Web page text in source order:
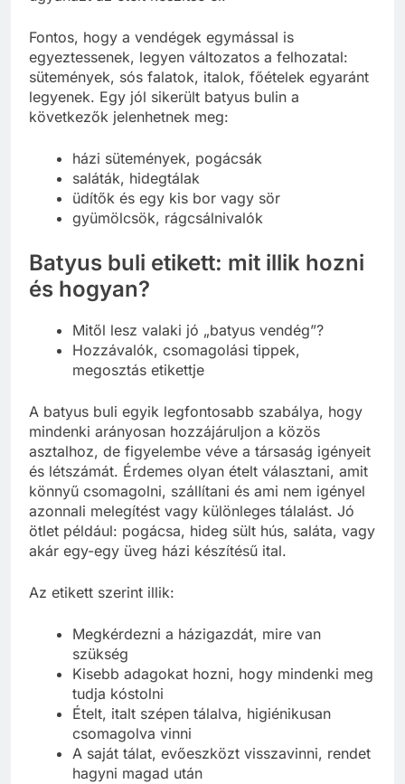
Fontos, hogy a vendégek egymással is
egyeztessenek, legyen változatos a felhozatal:
sütemények, sós falatok, italok, főételek egyaránt
legyenek. Egy jól sikerült batyus bulin a
következők jelenhetnek meg:
házi sütemények, pogácsák
saláták, hidegtálak
üdítők és egy kis bor vagy sör
gyümölcsök, rágcsálnivalók
Batyus buli etikett: mit illik hozni
és hogyan?
Mitől lesz valaki jó „batyus vendég”?
Hozzávalók, csomagolási tippek,
megosztás etikettje
A batyus buli egyik legfontosabb szabálya, hogy
mindenki arányosan hozzájáruljon a közös
asztalhoz, de figyelembe véve a társaság igényeit
és létszámát. Érdemes olyan ételt választani, amit
könnyű csomagolni, szállítani és ami nem igényel
azonnali melegítést vagy különleges tálalást. Jó
ötlet például: pogácsa, hideg sült hús, saláta, vagy
akár egy-egy üveg házi készítésű ital.
Az etikett szerint illik:
Megkérdezni a házigazdát, mire van
szükség
Kisebb adagokat hozni, hogy mindenki meg
tudja kóstolni
Ételt, italt szépen tálalva, higiénikusan
csomagolva vinni
A saját tálat, evőeszközt visszavinni, rendet
hagyni magad után